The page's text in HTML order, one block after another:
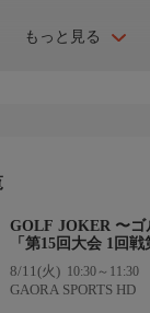
もっと見る
、西田茉楓、中西
SPORTS】
など、ホームページ
GOLF JOKER 〜ゴ
「第15回大会 1回
8/11(火) 10:30～11:30
GAORA SPORTS HD